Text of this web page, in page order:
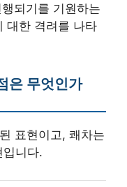
되기를 기원하는
대한 격려를 나타
은 무엇인가
표현이고, 쾌차는
입니다.